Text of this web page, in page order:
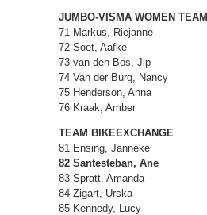
JUMBO-VISMA WOMEN TEAM
71 Markus, Riejanne
72 Soet, Aafke
73 van den Bos, Jip
74 Van der Burg, Nancy
75 Henderson, Anna
76 Kraak, Amber
TEAM BIKEEXCHANGE
81 Ensing, Janneke
82 Santesteban, Ane
83 Spratt, Amanda
84 Zigart, Urska
85 Kennedy, Lucy